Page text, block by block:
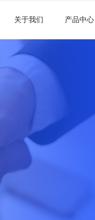
关于我们 产品中心